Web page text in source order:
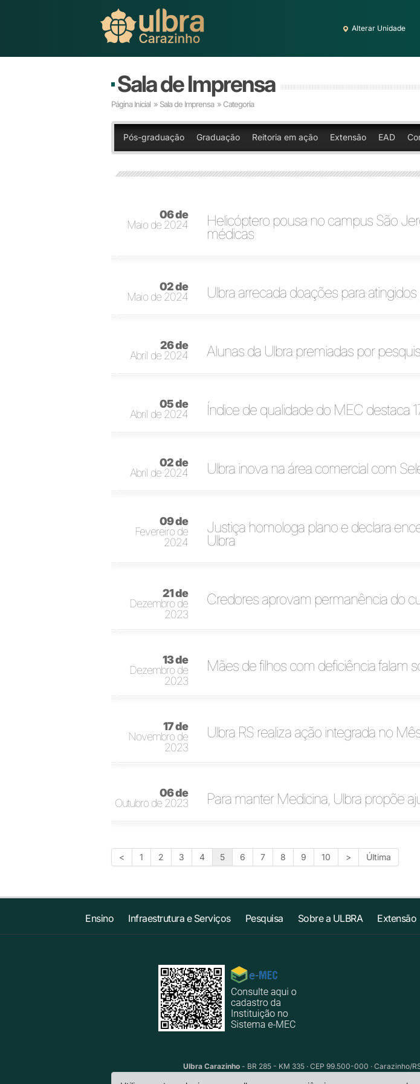
Alterar Unidade
Sala de Imprensa
Página Inicial » Sala de Imprensa » Categoria
Pós-graduação Graduação Reitoria em ação Extensão EAD
06 de
Maio de 2024
Helicóptero pousa no campus São
médicas
02 de
Maio de 2024
Ulbra arrecada doações para
26 de
Abril de 2024
Alunas da Ulbra premiadas por
05 de
Abril de 2024
Índice de qualidade do MEC destaca
02 de
Abril de 2024
Ulbra inova na área comercial com
09 de
Fevereiro de
2024
Justiça homologa plano e declara
Ulbra
21 de
Dezembro de
2023
Credores aprovam permanência do
13 de
Dezembro de
2023
Mães de filhos com deficiência falam
17 de
Novembro de
2023
Ulbra RS realiza ação integrada no
06 de
Outubro de 2023
Para manter Medicina, Ulbra propõe
< 1 2 3 4 5 6 7 8 9 10 > Última
Ensino Infraestrutura e Serviços Pesquisa Sobre a ULBRA Extensão
Ulbra Carazinho- BR 285 - KM 335 · CEP 99.500-000 · Carazinho/